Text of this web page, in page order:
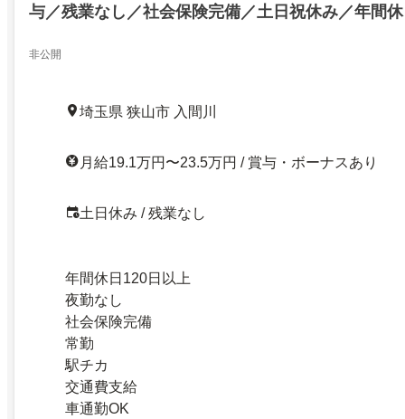
与／残業なし／社会保険完備／土日祝休み／年間
高給与／残業なし／社会保険完備／土日祝休み／
非公開
埼玉県 狭山市 入間川
月給19.1万円〜23.5万円 / 賞与・ボーナスあり
土日休み / 残業なし
年間休日120日以上
夜勤なし
社会保険完備
常勤
駅チカ
交通費支給
車通勤OK